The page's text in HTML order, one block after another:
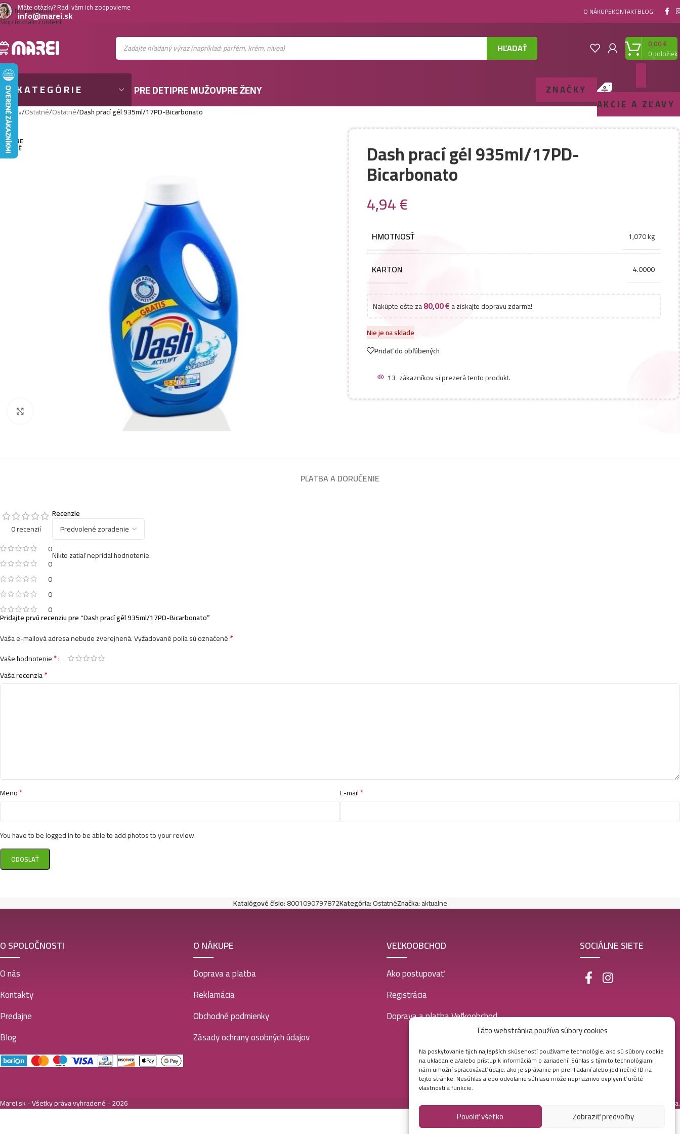
Táto webstránka používa súbory cookies
Na poskytovanie tých najlepších skúseností používame technológie, ako sú súbory cookie
na ukladanie a/alebo prístup k informáciám o zariadení. Súhlas s týmito technológiami
nám umožní spracovávať údaje, ako je správanie pri prehliadaní alebo jedinečné ID na
tejto stránke. Nesúhlas alebo odvolanie súhlasu môže nepriaznivo ovplyvniť určité
vlastnosti a funkcie.
Povoliť všetko Zobraziť predvoľby
Skip to navigation
Skip to main content
Máte otázky? Radi vám ich zodpovieme
info@marei.sk O NÁKUPEKONTAKTBLOG
HĽADAŤ 0položiek
0,00€
KATEGÓRIE PRE DETIPRE MUŽOVPRE ŽENY
ZNAČKY
AKCIE A ZĽAVY
Domov/Ostatné/Ostatné/Dash prací gél 935ml/17PD-Bicarbonato
VYPRE
DANÉ Dash prací gél 935ml/17PD-
Bicarbonato
4,94€
HMOTNOSŤ 1,070 kg
KARTON 4.0000
Nakúpte ešte za80,00€a získajte dopravu zdarma!
Nie je na sklade
Pridať do obľúbených
13 zákazníkov si prezerá tento produkt.
PLATBA A DORUČENIE
0 recenzií
0
0
0
0
0
Recenzie
Nikto zatiaľ nepridal hodnotenie.
Pridajte prvú recenziu pre “Dash prací gél 935ml/17PD-Bicarbonato”
Vaša e-mailová adresa nebude zverejnená.Vyžadované polia sú označené*
Vaše hodnotenie*
Vaša recenzia*
Meno* E-mail*
You have to be logged in to be able to add photos to your review.
Katalógové číslo:8001090797872Kategória:OstatnéZnačka:aktualne
O SPOLOČNOSTI
O nás
Kontakty
Predajne
Blog
O NÁKUPE
Doprava a platba
Reklamácia
Obchodné podmienky
Zásady ochrany osobných údajov
VEĽKOOBCHOD
Ako postupovať
Registrácia
Doprava a platba Veľkoobchod
SOCIÁLNE SIETE
Marei.sk - Všetky práva vyhradené - 2026 Ametica.